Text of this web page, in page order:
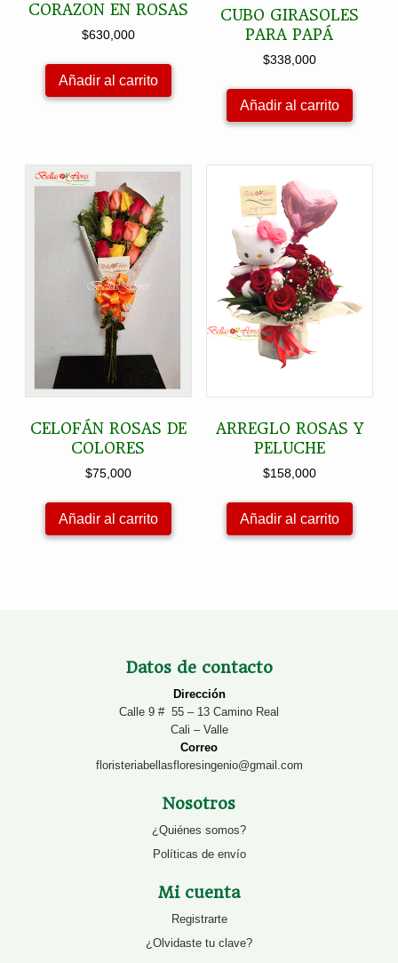
CORAZON EN ROSAS
$630,000
Añadir al carrito
CUBO GIRASOLES
PARA PAPÁ
$338,000
Añadir al carrito
CELOFÁN ROSAS DE
COLORES
$75,000
Añadir al carrito
ARREGLO ROSAS Y
PELUCHE
$158,000
Añadir al carrito
Datos de contacto
Dirección
Calle 9 # 55 – 13 Camino Real
Cali – Valle
Correo
floristeriabellasfloresingenio@gmail.com
Nosotros
¿Quiénes somos?
Políticas de envío
Mi cuenta
Registrarte
¿Olvidaste tu clave?